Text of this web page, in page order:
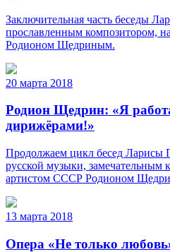
Заключительная часть беседы
прославленным композитором,
Родионом Щедриным.
20 марта 2018
Родион Щедрин: «Я
дирижёрами!»
Продолжаем цикл бесед Ларисы
русской музыки, замечательным
артистом СССР Родионом
13 марта 2018
Опера «Не только